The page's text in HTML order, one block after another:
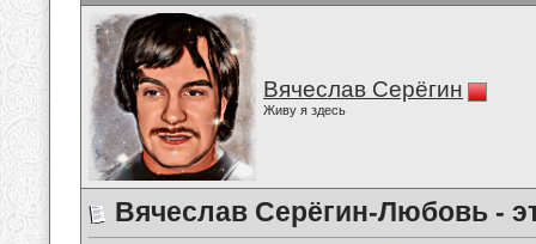
Вячеслав Серёгин
Живу я здесь
Вячеслав Серёгин-Любовь -